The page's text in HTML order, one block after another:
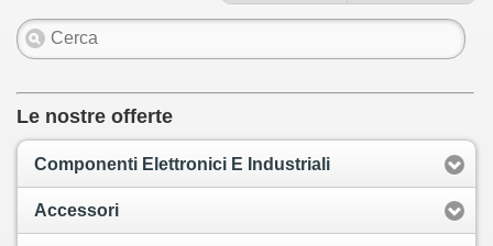
Le nostre offerte
Componenti Elettronici E Industriali
Accessori